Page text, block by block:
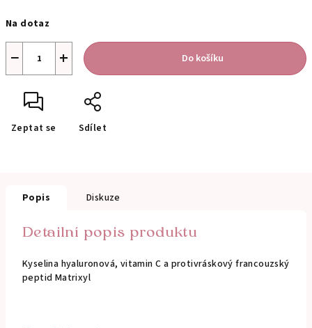
cena:
Na dotaz
+
− Do košíku
Zeptat se Sdílet
Popis Diskuze
Detailní popis produktu
Kyselina hyaluronová, vitamin C a protivráskový francouzský
peptid Matrixyl